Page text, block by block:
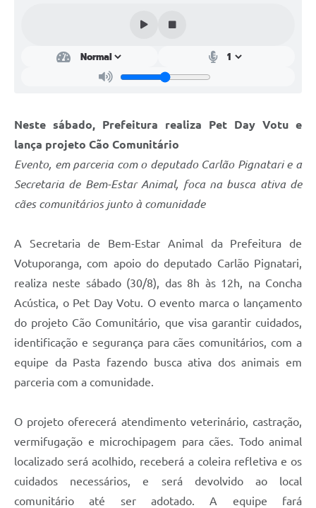
Transparência
Telefones Úteis
Emprega
Contato
Neste sábado, Prefeitura realiza Pet Day Votu e
lança projeto Cão Comunitário
Evento, em parceria com o deputado Carlão Pignatari e a
Secretaria de Bem-Estar Animal, foca na busca ativa de
cães comunitários junto à comunidade
A Secretaria de Bem-Estar Animal da Prefeitura de
Votuporanga, com apoio do deputado Carlão Pignatari,
realiza neste sábado (30/8), das 8h às 12h, na Concha
Acústica, o Pet Day Votu. O evento marca o lançamento
do projeto Cão Comunitário, que visa garantir cuidados,
identificação e segurança para cães comunitários, com a
equipe da Pasta fazendo busca ativa dos animais em
parceria com a comunidade.
O projeto oferecerá atendimento veterinário, castração,
vermifugação e microchipagem para cães. Todo animal
localizado será acolhido, receberá a coleira refletiva e os
cuidados necessários, e será devolvido ao local
comunitário até ser adotado. A equipe fará